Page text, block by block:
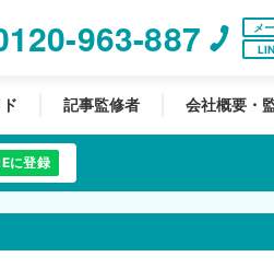
963-887
メ
記事監修者 会社概要・
に登録